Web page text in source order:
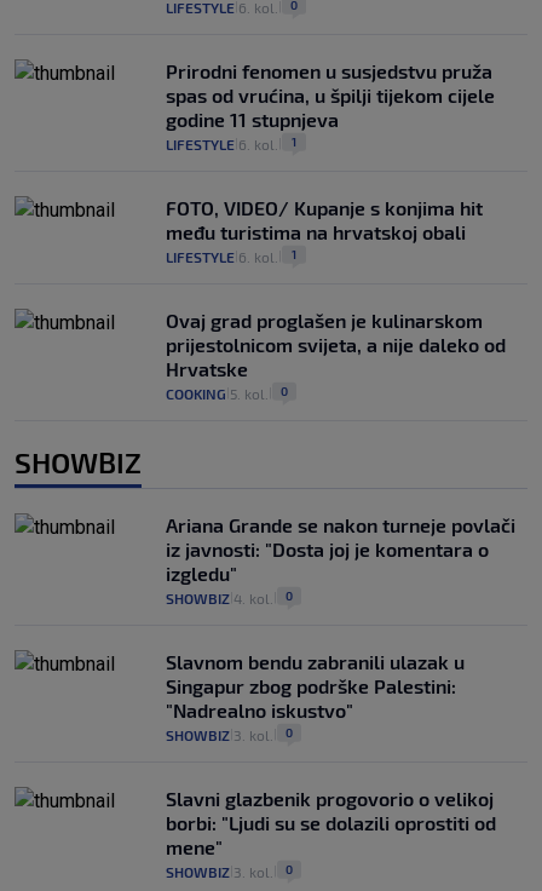
LIFESTYLE 6. kol. 0
Prirodni fenomen u susjedstvu pruža
spas od vrućina, u špilji tijekom cijele
godine 11 stupnjeva
LIFESTYLE 6. kol. 1
FOTO, VIDEO/ Kupanje s konjima hit
među turistima na hrvatskoj obali
LIFESTYLE 6. kol. 1
Ovaj grad proglašen je kulinarskom
prijestolnicom svijeta, a nije daleko od
Hrvatske
COOKING 5. kol. 0
SHOWBIZ
Ariana Grande se nakon turneje povlači
iz javnosti: "Dosta joj je komentara o
izgledu"
SHOWBIZ 4. kol. 0
Slavnom bendu zabranili ulazak u
Singapur zbog podrške Palestini:
"Nadrealno iskustvo"
SHOWBIZ 3. kol. 0
Slavni glazbenik progovorio o velikoj
borbi: "Ljudi su se dolazili oprostiti od
mene"
SHOWBIZ 3. kol. 0